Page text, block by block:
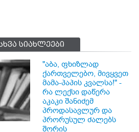
სიახლეები
"აბა, ფხიზლად
ქართველებო, მივყვეთ
მამა-პაპის კვალსა!" -
რა ლექსი დაწერა
აკაკი შანიძემ
პროდასავლურ და
პრორუსულ ძალებს
შორის